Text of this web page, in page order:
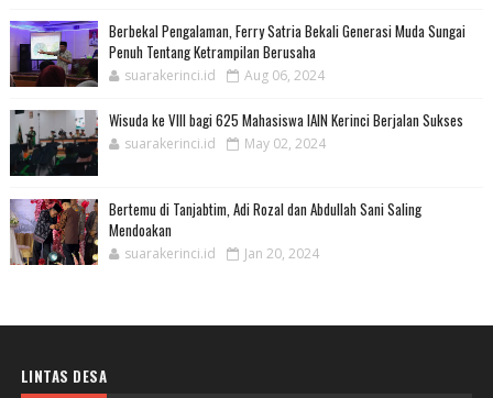
Berbekal Pengalaman, Ferry Satria Bekali Generasi Muda Sungai
Penuh Tentang Ketrampilan Berusaha
suarakerinci.id Aug 06, 2024
Wisuda ke VIII bagi 625 Mahasiswa IAIN Kerinci Berjalan Sukses
suarakerinci.id May 02, 2024
Bertemu di Tanjabtim, Adi Rozal dan Abdullah Sani Saling
Mendoakan
suarakerinci.id Jan 20, 2024
LINTAS DESA